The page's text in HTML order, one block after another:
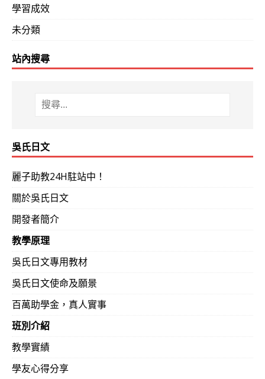
學習成效
未分類
站內搜尋
吳氏日文
麗子助教24H駐站中！
關於吳氏日文
開發者簡介
教學原理
吳氏日文專用教材
吳氏日文使命及願景
百萬助學金，真人實事
班別介紹
教學實績
學友心得分享